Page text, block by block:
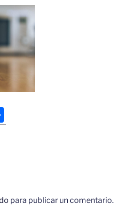
o
para publicar un comentario.